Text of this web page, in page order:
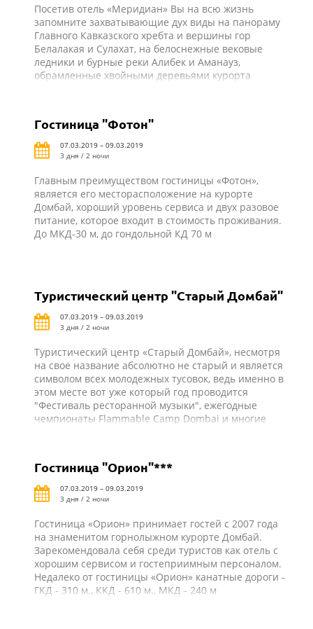
Посетив отель «Меридиан» Вы на всю жизнь
запомните захватывающие дух виды на панораму
Главного Кавказского хребта и вершины гор
Белалакая и Сулахат, на белоснежные вековые
ледники и бурные реки Алибек и Аманауз,
обрамленные хвойными деревьями курорта
Гостиница "Фотон"
07.03.2019 – 09.03.2019
3 дня / 2 ночи
Главным преимуществом гостиницы «Фотон»,
является его месторасположение на курорте
Домбай, хороший уровень сервиса и двух разовое
питание, которое входит в стоимость проживания.
До МКД-30 м, до гондольной КД 70 м
Туристический центр "Старый Домбай"
07.03.2019 – 09.03.2019
3 дня / 2 ночи
Туристический центр «Старый Домбай», несмотря
на свое название абсолютно не старый и является
символом всех молодежных тусовок, ведь именно в
этом месте вот уже который год проводится
"Фестиваль ресторанной музыки", ежегодные
чемпионаты Flammable Camp Dombai и многие
Гостиница "Орион"***
07.03.2019 – 09.03.2019
3 дня / 2 ночи
Гостиница «Орион» принимает гостей с 2007 года
на знаменитом горнолыжном курорте Домбай.
Зарекомендовала себя среди туристов как отель с
хорошим сервисом и гостеприимным персоналом.
Недалеко от гостиницы «Орион» канатные дороги -
ГКД - 310 м., ККД - 610 м., МКД - 240 м